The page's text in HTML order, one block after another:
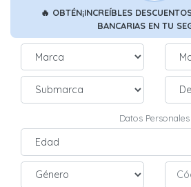
🔥 OBTÉN¡INCREÍBLES
BANCARIAS EN TU
Datos Personales